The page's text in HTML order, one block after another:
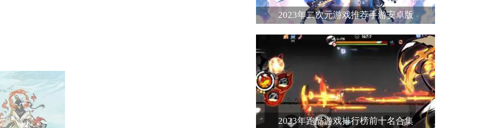
2023年二次元游戏推荐手游安卓版
2023年跑酷游戏排行榜前十名合集